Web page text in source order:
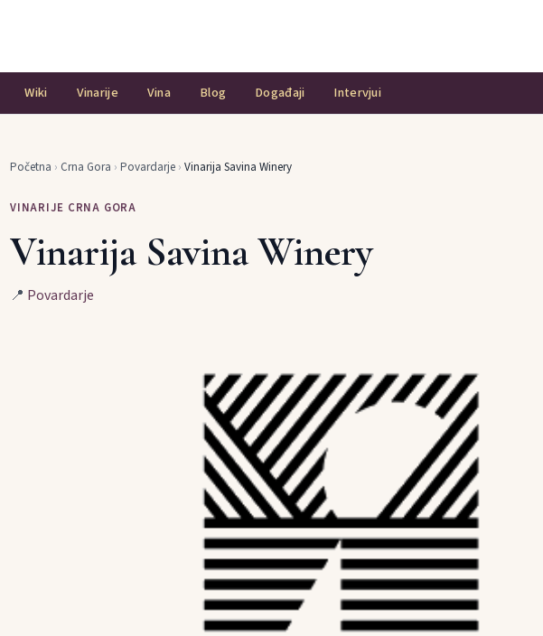
Wiki Vinarije Vina Blog Događaji Intervjui
Početna › Crna Gora › Povardarje › Vinarija Savina Winery
VINARIJE CRNA GORA
Vinarija Savina Winery
📍 Povardarje